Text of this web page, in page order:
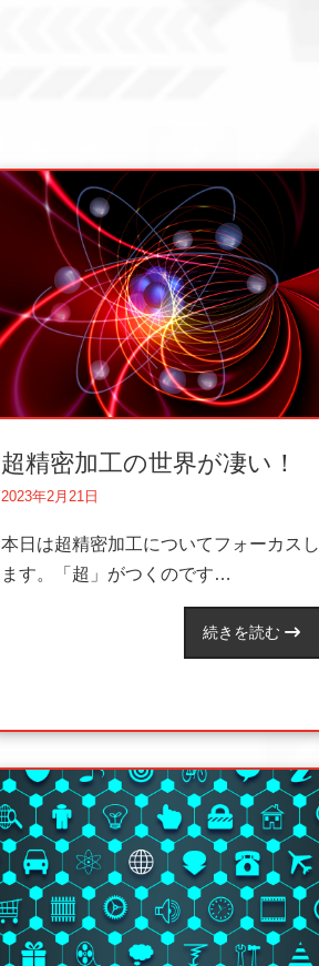
超精密加工の世界が凄い！
2023年2月21日
本日は超精密加工についてフォーカスし
ます。「超」がつくのです…
続きを読む